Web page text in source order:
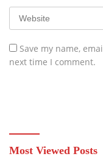
Save my name,
next time I comment.
Most Viewed Posts